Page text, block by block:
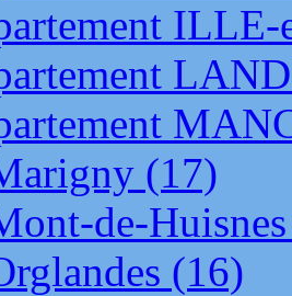
(17)
de-
(16)